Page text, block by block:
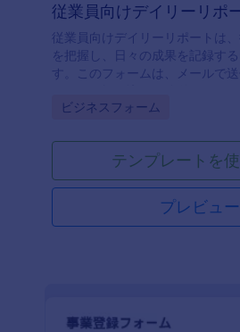
従業員向けデイリーリポ
従業員向けデイリーリポートは
を把握し、日々の成果を記録す
す。このフォームは、メールで
ます。また、従業員だけが記入
完了したタスク、上司への質問
集めることができます。受信内
ントに保存され、どのデバイス
セスできます。 業務の内容によ
トは異なります。Jotformのフォ
ョナルに仕上げることができます
Go to Category:
ビジネスフォーム
テンプレートを
プレビュー